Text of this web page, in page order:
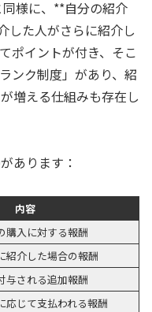
様に、**自分の紹介
した人がさらに紹介し
ポイントが付き、そこ
ンク制度」があり、紹
増える仕組みも存在し
あります：
内容
購入に対する報酬
紹介した場合の報酬
与される追加報酬
応じて支払われる報酬